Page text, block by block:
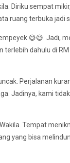
Diriku sempat
ruang terbuka
😅😅. Jadi,
dahulu di
Perjalanan
Jadinya, kami
Tempat
yang bisa